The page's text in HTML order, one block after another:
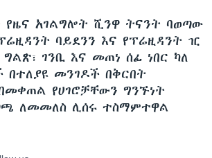
አገልግሎት ሺንዋ ትናንት ባወጣው
ባይደንን እና የፕሬዚዳንት ዢ
ገንቢ እና መጠነ ሰፊ ነበር ካለ
በተለያዩ መንገዶች በቅርበት
የሀገሮቻቸውን ግንኙነት
ለመመለስ ሊሰሩ ተስማምተዋል